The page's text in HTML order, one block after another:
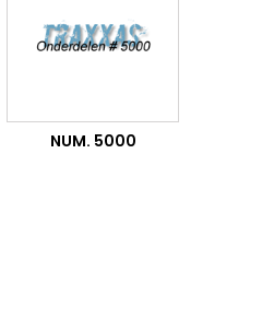
NUM. 5000